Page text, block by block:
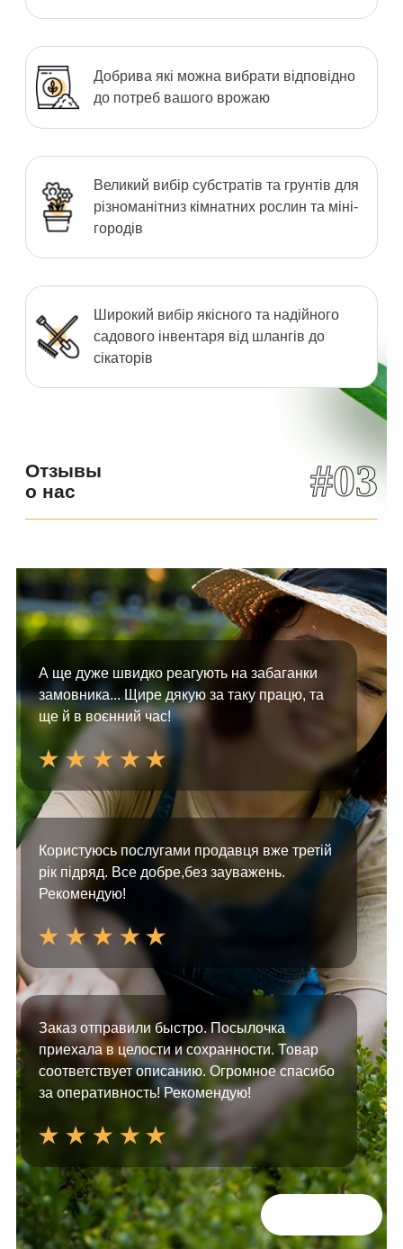
Добрива які можна вибрати відповідно
до потреб вашого врожаю
Великий вибір субстратів та грунтів для
різноманітниз кімнатних рослин та міні-
городів
Широкий вибір якісного та надійного
садового інвентаря від шлангів до
сікаторів
Отзывы
о нас
#03
А ще дуже швидко реагують на забаганки
замовника... Щире дякую за таку працю, та
ще й в воєнний час!
Користуюсь послугами продавця вже третій
рік підряд. Все добре,без зауважень.
Рекомендую!
Заказ отправили быстро. Посылочка
приехала в целости и сохранности. Товар
соответствует описанию. Огромное спасибо
за оперативность! Рекомендую!